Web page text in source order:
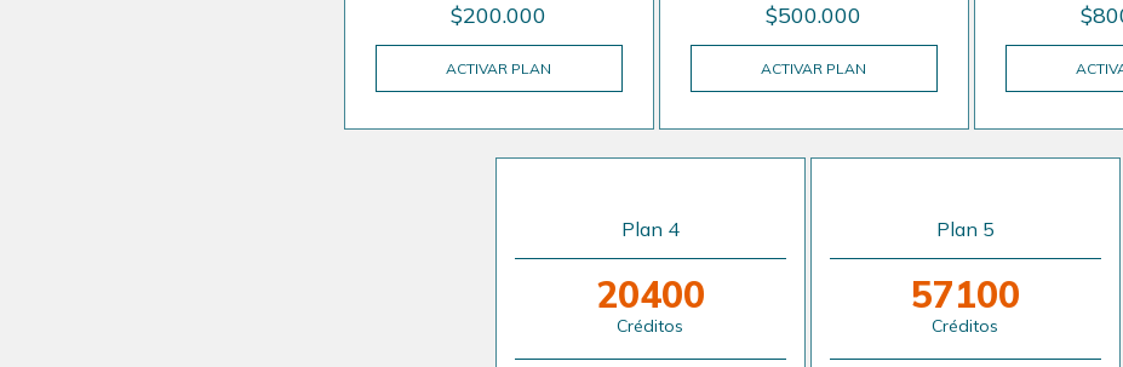
$200.000
ACTIVAR PLAN
$500.000
ACTIVAR PLAN
Plan 4
20400
Créditos
Plan 5
57100
Créditos